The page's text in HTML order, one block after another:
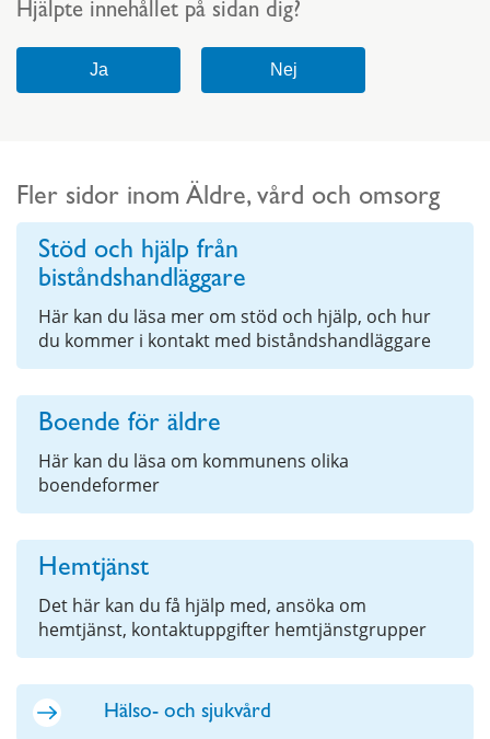
Hjälpte innehållet på sidan dig?
Fler sidor inom Äldre, vård och omsorg
Stöd och hjälp från
biståndshandläggare
Här kan du läsa mer om stöd och hjälp, och hur
du kommer i kontakt med biståndshandläggare
Boende för äldre
Här kan du läsa om kommunens olika
boendeformer
Hemtjänst
Det här kan du få hjälp med, ansöka om
hemtjänst, kontaktuppgifter hemtjänstgrupper
Hälso- och sjukvård